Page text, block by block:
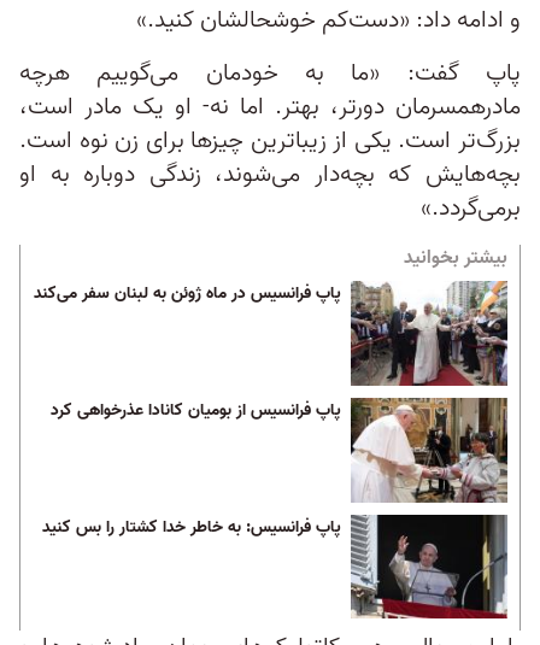
و ادامه داد: «دست‌کم خوشحالشان کنید.»
پاپ گفت: «ما به خودمان می‌گوییم هرچه
مادرهمسرمان دورتر، بهتر. اما نه- او یک مادر است،
بزرگ‌تر است. یکی از زیباترین چیزها برای زن نوه است.
بچه‌هایش که بچه‌دار می‌شوند، زندگی دوباره به او
برمی‌گردد.»
بیشتر بخوانید
پاپ فرانسیس در ماه ژوئن به لبنان سفر می‌کند
پاپ فرانسیس از بومیان کانادا عذرخواهی کرد
پاپ فرانسیس: به خاطر خدا کشتار را بس کنید